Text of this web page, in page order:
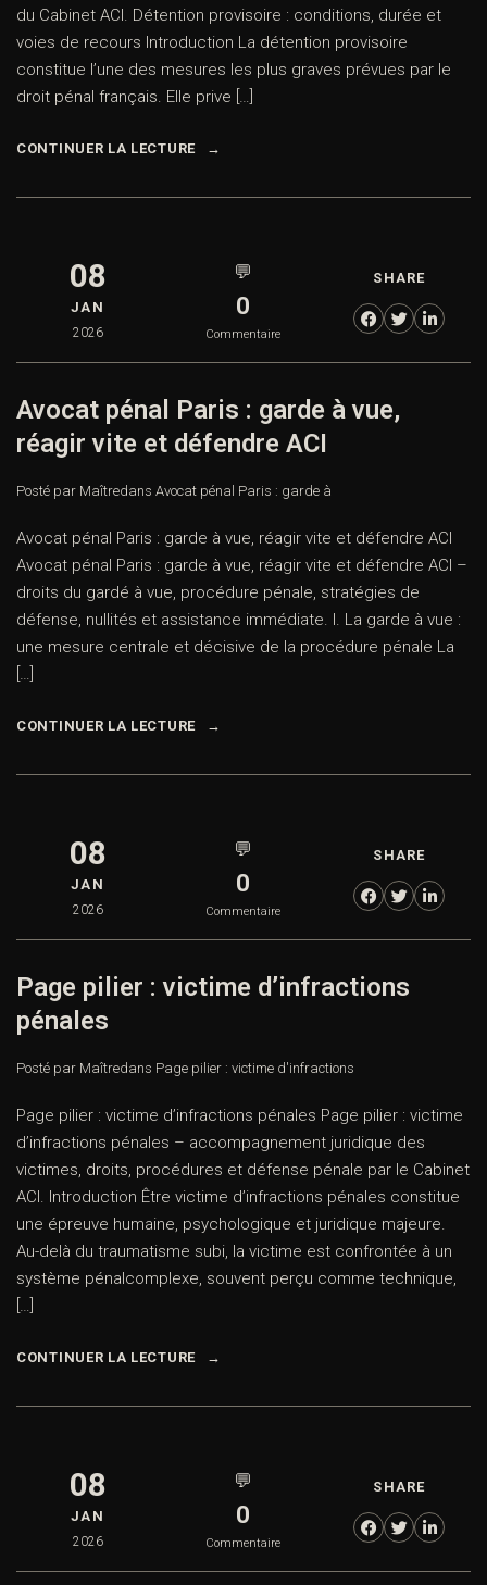
du Cabinet ACI. Détention provisoire : conditions, durée et
voies de recours Introduction La détention provisoire
constitue l’une des mesures les plus graves prévues par le
droit pénal français. Elle prive […]
CONTINUER LA LECTURE
08
JAN
2026
💬
0
Commentaire
SHARE
Avocat pénal Paris : garde à vue,
réagir vite et défendre ACI
Posté par Maîtredans Avocat pénal Paris : garde à
Avocat pénal Paris : garde à vue, réagir vite et défendre ACI
Avocat pénal Paris : garde à vue, réagir vite et défendre ACI –
droits du gardé à vue, procédure pénale, stratégies de
défense, nullités et assistance immédiate. I. La garde à vue :
une mesure centrale et décisive de la procédure pénale La
[…]
CONTINUER LA LECTURE
08
JAN
2026
💬
0
Commentaire
SHARE
Page pilier : victime d’infractions
pénales
Posté par Maîtredans Page pilier : victime d'infractions
Page pilier : victime d’infractions pénales Page pilier : victime
d’infractions pénales – accompagnement juridique des
victimes, droits, procédures et défense pénale par le Cabinet
ACI. Introduction Être victime d’infractions pénales constitue
une épreuve humaine, psychologique et juridique majeure.
Au-delà du traumatisme subi, la victime est confrontée à un
système pénalcomplexe, souvent perçu comme technique,
[…]
CONTINUER LA LECTURE
08
JAN
2026
💬
0
Commentaire
SHARE